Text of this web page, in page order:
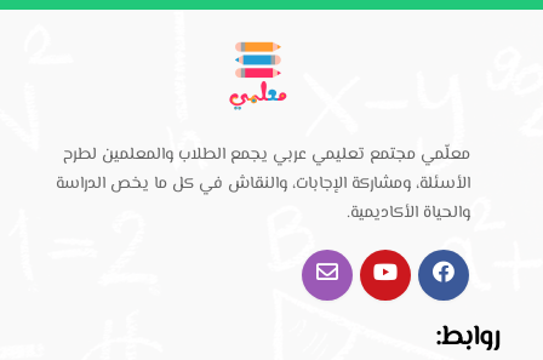
معلّمي مجتمع تعليمي عربي يجمع الطلاب والمعلمين لطرح
الأسئلة، ومشاركة الإجابات، والنقاش في كل ما يخص الدراسة
والحياة الأكاديمية.
روابط: